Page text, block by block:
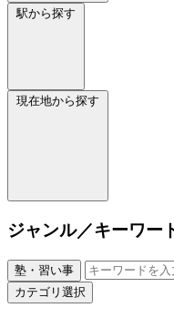
駅から探す
現在地から探す
ジャンル／キーワー
塾・習い事
カテゴリ選択